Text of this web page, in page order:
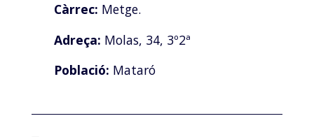
Càrrec: Metge.
Adreça: Molas, 34, 3º2ª
Població: Mataró